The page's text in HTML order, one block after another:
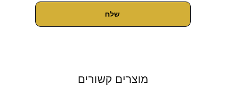
מוצרים קשורים